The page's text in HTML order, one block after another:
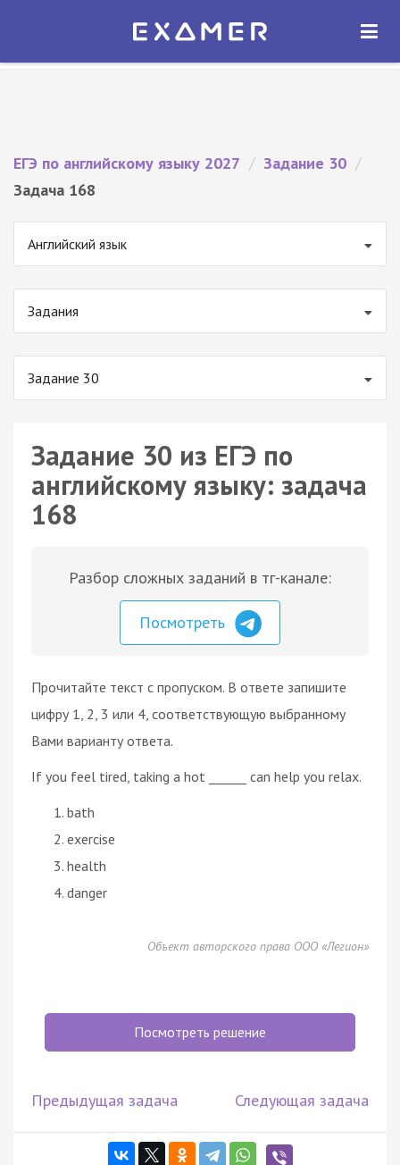
Экзамер — ЕГЭ 2027
ОТКРЫТЬ
ЕГЭ по английскому языку 2027 / Задание 30 /
Задача 168
Английский язык
Задания
Задание 30
Задание 30 из ЕГЭ по
английскому языку: задача
168
Разбор сложных заданий в тг-канале:
Посмотреть
Прочитайте текст с пропуском. В ответе запишите
цифру 1, 2, 3 или 4, соответствующую выбранному
Вами варианту ответа.
If you feel tired, taking a hot ______ can help you relax.
bath
exercise
health
danger
Объект авторского права ООО «Легион»
Посмотреть решение
Предыдущая задача Следующая задача